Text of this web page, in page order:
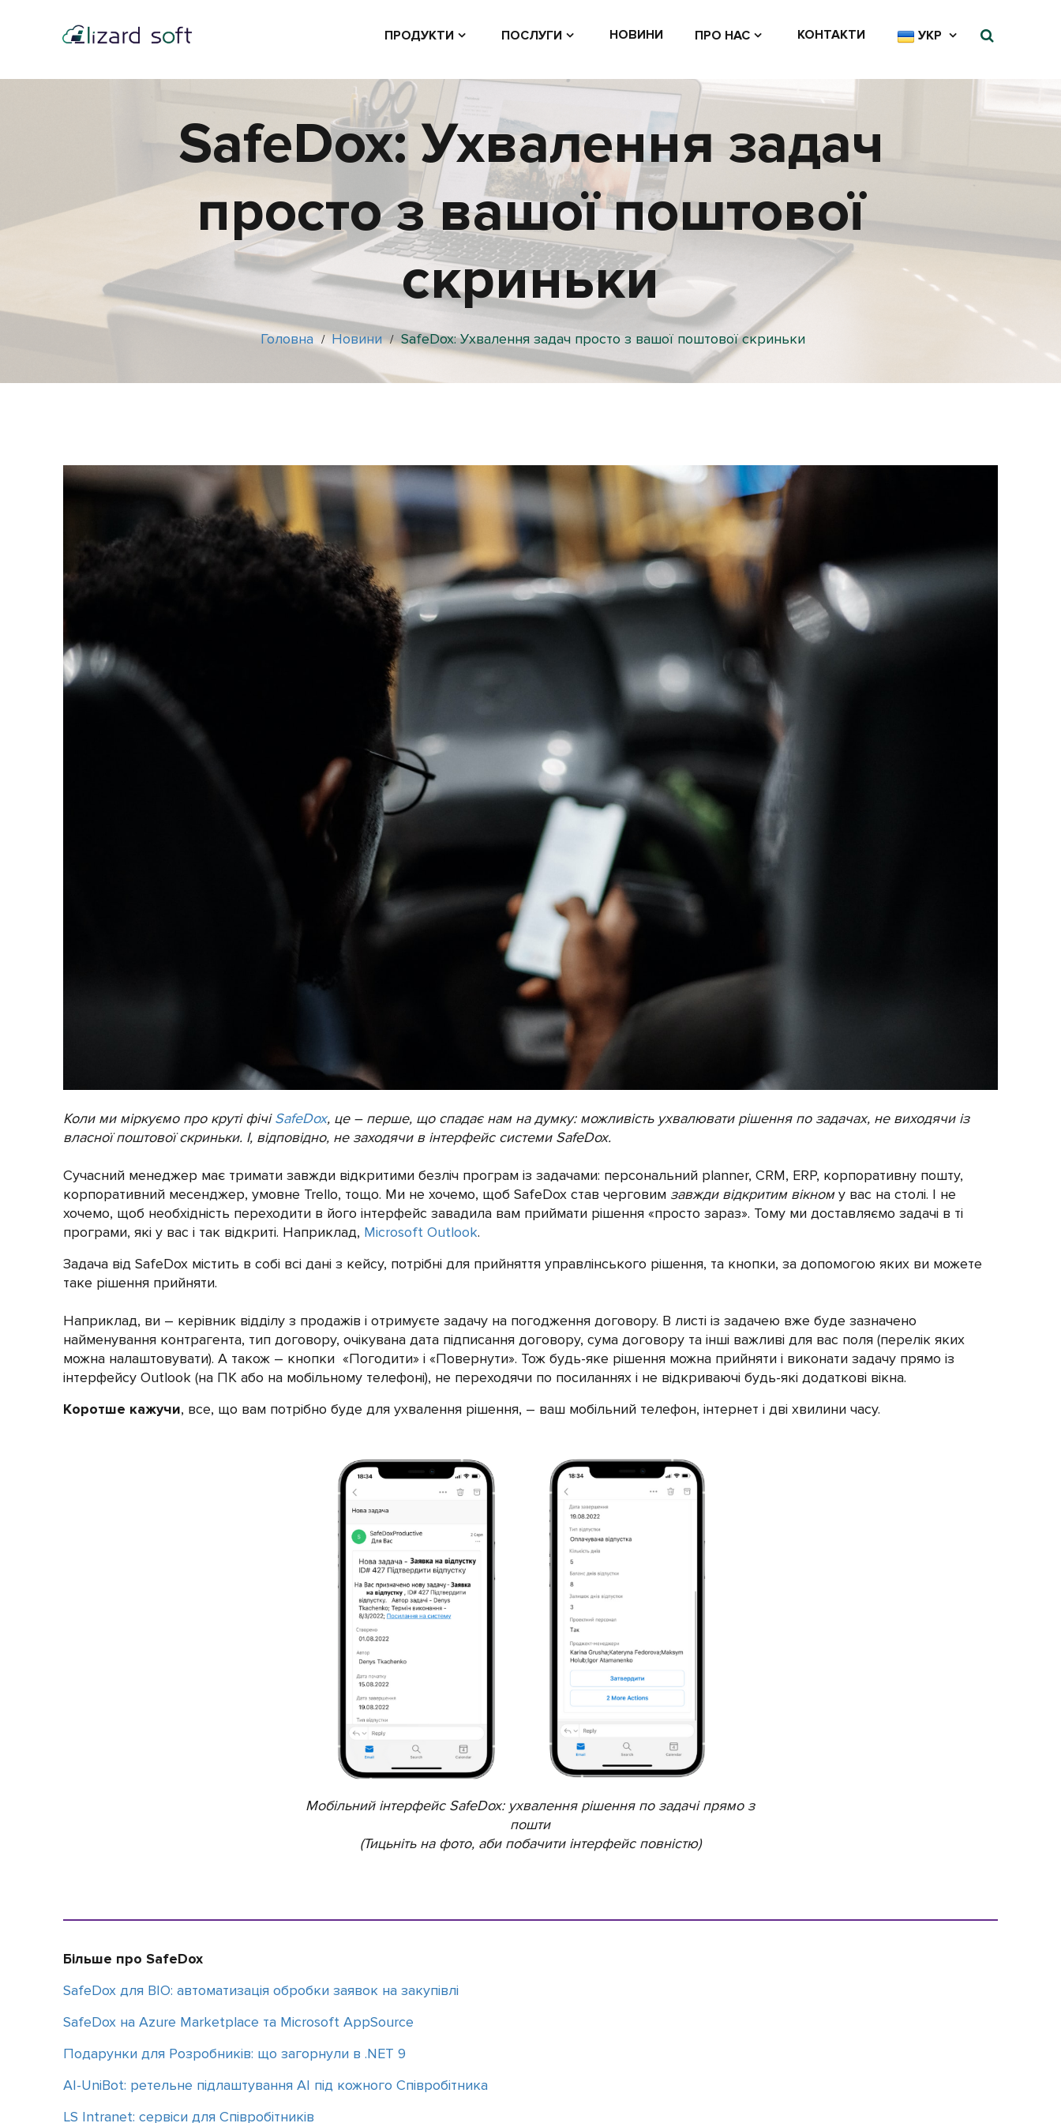
ПРОДУКТИ ПОСЛУГИ НОВИНИ ПРО НАС КОНТАКТИ УКР
SafeDox: Ухвалення задач
просто з вашої поштової
скриньки
Головна / Новини / SafeDox: Ухвалення задач просто з вашої поштової скриньки
Коли ми міркуємо про круті фічіSafeDox, це – перше, що спадає нам на думку: можливість ухвалювати рішення по задачах, не виходячи із
власної поштової скриньки. І, відповідно, не заходячи в інтерфейс системи SafeDox.
Сучасний менеджер має тримати завжди відкритими безліч програм із задачами: персональний planner, CRM, ERP, корпоративну пошту,
корпоративний месенджер, умовне Trello, тощо. Ми не хочемо, щоб SafeDox став черговим завжди відкритим вікному вас на столі. І не
хочемо, щоб необхідність переходити в його інтерфейс завадила вам приймати рішення «просто зараз». Тому ми доставляємо задачі в ті
програми, які у вас і так відкриті. Наприклад, Microsoft Outlook.
Задача від SafeDox містить в собі всі дані з кейсу, потрібні для прийняття управлінського рішення, та кнопки, за допомогою яких ви можете
таке рішення прийняти.
Наприклад, ви – керівник відділу з продажів і отримуєте задачу на погодження договору. В листі із задачею вже буде зазначено
найменування контрагента, тип договору, очікувана дата підписання договору, сума договору та інші важливі для вас поля (перелік яких
можна налаштовувати). А також – кнопки «Погодити» і «Повернути». Тож будь-яке рішення можна прийняти і виконати задачу прямо із
інтерфейсу Outlook (на ПК або на мобільному телефоні), не переходячи по посиланнях і не відкриваючі будь-які додаткові вікна.
Коротше кажучи, все, що вам потрібно буде для ухвалення рішення, – ваш мобільний телефон, інтернет і дві хвилини часу.
Мобільний інтерфейс SafeDox: ухвалення рішення по задачі прямо з
пошти
(Тицьніть на фото, аби побачити інтерфейс повністю)
Більше про SafeDox
SafeDox для BIO: автоматизація обробки заявок на закупівлі
SafeDox на Azure Marketplace та Microsoft AppSource
Подарунки для Розробників: що загорнули в .NET 9
АІ-UniBot: ретельне підлаштування АІ під кожного Співробітника
LS Intranet: сервіси для Співробітників